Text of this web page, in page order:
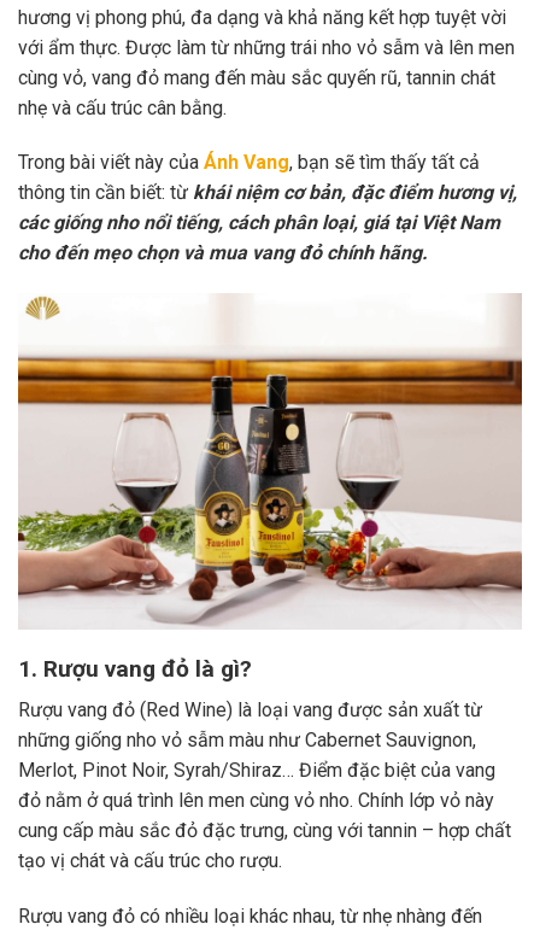
hương vị phong phú, đa dạng và khả năng kết hợp tuyệt vời
với ẩm thực. Được làm từ những trái nho vỏ sẫm và lên men
cùng vỏ, vang đỏ mang đến màu sắc quyến rũ, tannin chát
nhẹ và cấu trúc cân bằng.
Trong bài viết này của Ánh Vang, bạn sẽ tìm thấy tất cả
thông tin cần biết: từ khái niệm cơ bản, đặc điểm hương vị,
các giống nho nổi tiếng, cách phân loại, giá tại Việt Nam
cho đến mẹo chọn và mua vang đỏ chính hãng.
1. Rượu vang đỏ là gì?
Rượu vang đỏ (Red Wine) là loại vang được sản xuất từ
những giống nho vỏ sẫm màu như Cabernet Sauvignon,
Merlot, Pinot Noir, Syrah/Shiraz… Điểm đặc biệt của vang
đỏ nằm ở quá trình lên men cùng vỏ nho. Chính lớp vỏ này
cung cấp màu sắc đỏ đặc trưng, cùng với tannin – hợp chất
tạo vị chát và cấu trúc cho rượu.
Rượu vang đỏ có nhiều loại khác nhau, từ nhẹ nhàng đến